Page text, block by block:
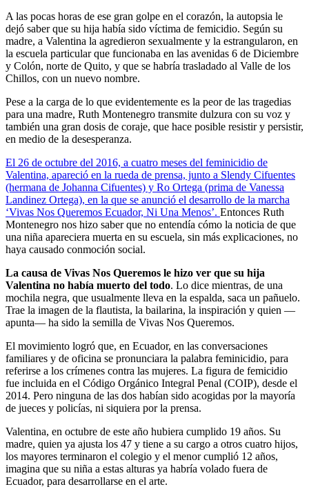
A las pocas horas de ese gran golpe en el corazón, la autopsia le
dejó saber que su hija había sido víctima de femicidio. Según su
madre, a Valentina la agredieron sexualmente y la estrangularon, en
la escuela particular que funcionaba en las avenidas 6 de Diciembre
y Colón, norte de Quito, y que se habría trasladado al Valle de los
Chillos, con un nuevo nombre.
Pese a la carga de lo que evidentemente es la peor de las tragedias
para una madre, Ruth Montenegro transmite dulzura con su voz y
también una gran dosis de coraje, que hace posible resistir y persistir,
en medio de la desesperanza.
El 26 de octubre del 2016, a cuatro meses del feminicidio de
Valentina, apareció en la rueda de prensa, junto a Slendy Cifuentes
(hermana de Johanna Cifuentes) y Ro Ortega (prima de Vanessa
Landinez Ortega), en la que se anunció el desarrollo de la marcha
‘Vivas Nos Queremos Ecuador, Ni Una Menos’. Entonces Ruth
Montenegro nos hizo saber que no entendía cómo la noticia de que
una niña apareciera muerta en su escuela, sin más explicaciones, no
haya causado conmoción social.
La causa de Vivas Nos Queremos le hizo ver que su hija
Valentina no había muerto del todo. Lo dice mientras, de una
mochila negra, que usualmente lleva en la espalda, saca un pañuelo.
Trae la imagen de la flautista, la bailarina, la inspiración y quien —
apunta— ha sido la semilla de Vivas Nos Queremos.
El movimiento logró que, en Ecuador, en las conversaciones
familiares y de oficina se pronunciara la palabra feminicidio, para
referirse a los crímenes contra las mujeres. La figura de femicidio
fue incluida en el Código Orgánico Integral Penal (COIP), desde el
2014. Pero ninguna de las dos habían sido acogidas por la mayoría
de jueces y policías, ni siquiera por la prensa.
Valentina, en octubre de este año hubiera cumplido 19 años. Su
madre, quien ya ajusta los 47 y tiene a su cargo a otros cuatro hijos,
los mayores terminaron el colegio y el menor cumplió 12 años,
imagina que su niña a estas alturas ya habría volado fuera de
Ecuador, para desarrollarse en el arte.